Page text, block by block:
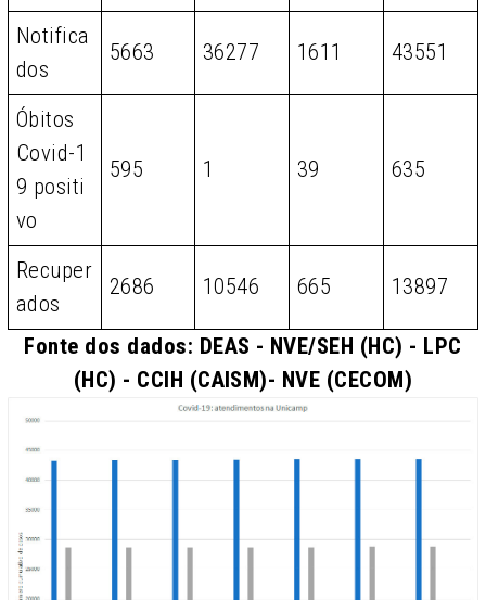
Notifica
dos
5663 36277 1611 43551
Óbitos
Covid-1
9 positi
vo
595 1 39 635
Recuper
ados
2686 10546 665 13897
Fonte dos dados: DEAS - NVE/SEH (HC) - LPC
(HC) - CCIH (CAISM)- NVE (CECOM)